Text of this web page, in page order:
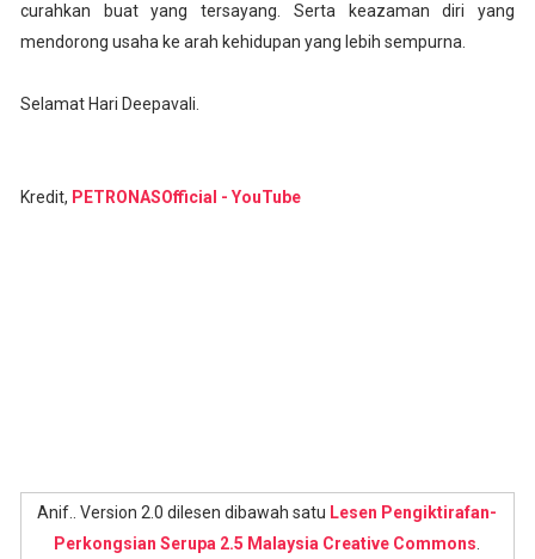
curahkan buat yang tersayang. Serta keazaman diri yang
mendorong usaha ke arah kehidupan yang lebih sempurna.
Selamat Hari Deepavali.
Kredit, PETRONASOfficial - YouTube
Anif.. Version 2.0 dilesen dibawah satu Lesen Pengiktirafan-
Perkongsian Serupa 2.5 Malaysia Creative Commons